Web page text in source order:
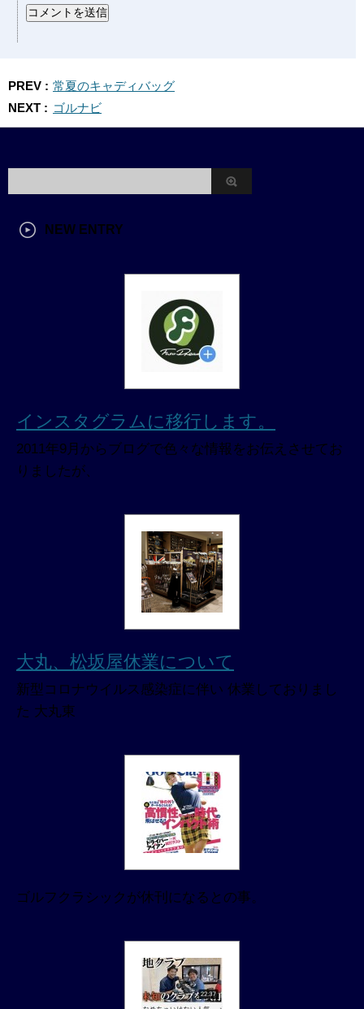
PREV : 常夏のキャディバッグ
NEXT : ゴルナビ
NEW ENTRY
インスタグラムに移行します。
2011年9月からブログで色々な情報をお伝えさせてお
りましたが、
大丸、松坂屋休業について
新型コロナウイルス感染症に伴い 休業しておりまし
た 大丸東
ゴルフクラシックが休刊になるとの事。